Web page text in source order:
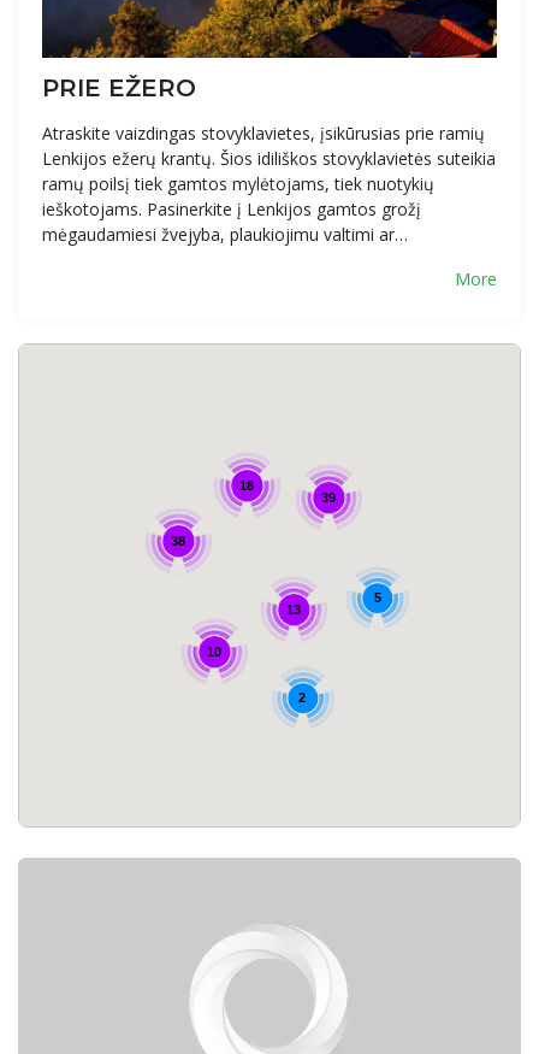
PRIE EŽERO
Atraskite vaizdingas stovyklavietes, įsikūrusias prie ramių
Lenkijos ežerų krantų. Šios idiliškos stovyklavietės suteikia
ramų poilsį tiek gamtos mylėtojams, tiek nuotykių
ieškotojams. Pasinerkite į Lenkijos gamtos grožį
mėgaudamiesi žvejyba, plaukiojimu valtimi ar…
More
39
38
13
10
18
5
2